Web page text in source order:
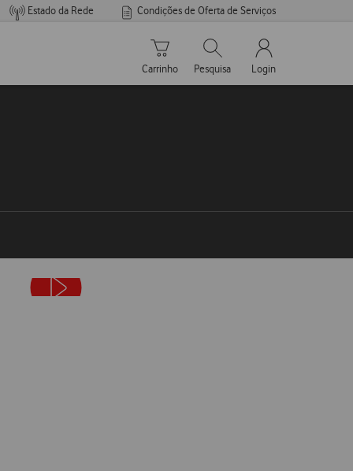
Estado da Rede Condições de Oferta de Serviços
Carrinho de compras
Carrinho
Pesquisar
Pesquisa
My Vodafone
Login